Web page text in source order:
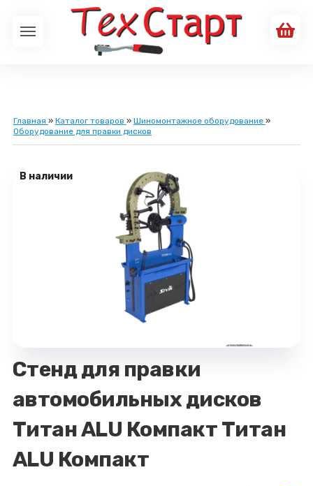
Главная » Каталог товаров » Шиномонтажное оборудование »
Оборудование для правки дисков
В наличии
Стенд для правки
автомобильных дисков
Титан ALU Компакт Титан
ALU Компакт